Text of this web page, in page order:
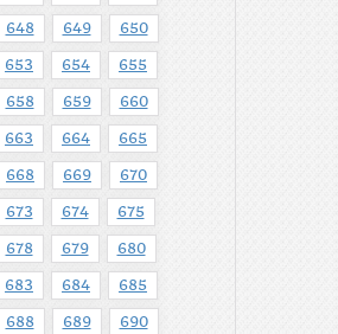
648 649 650
653 654 655
658 659 660
663 664 665
668 669 670
673 674 675
678 679 680
683 684 685
688 689 690